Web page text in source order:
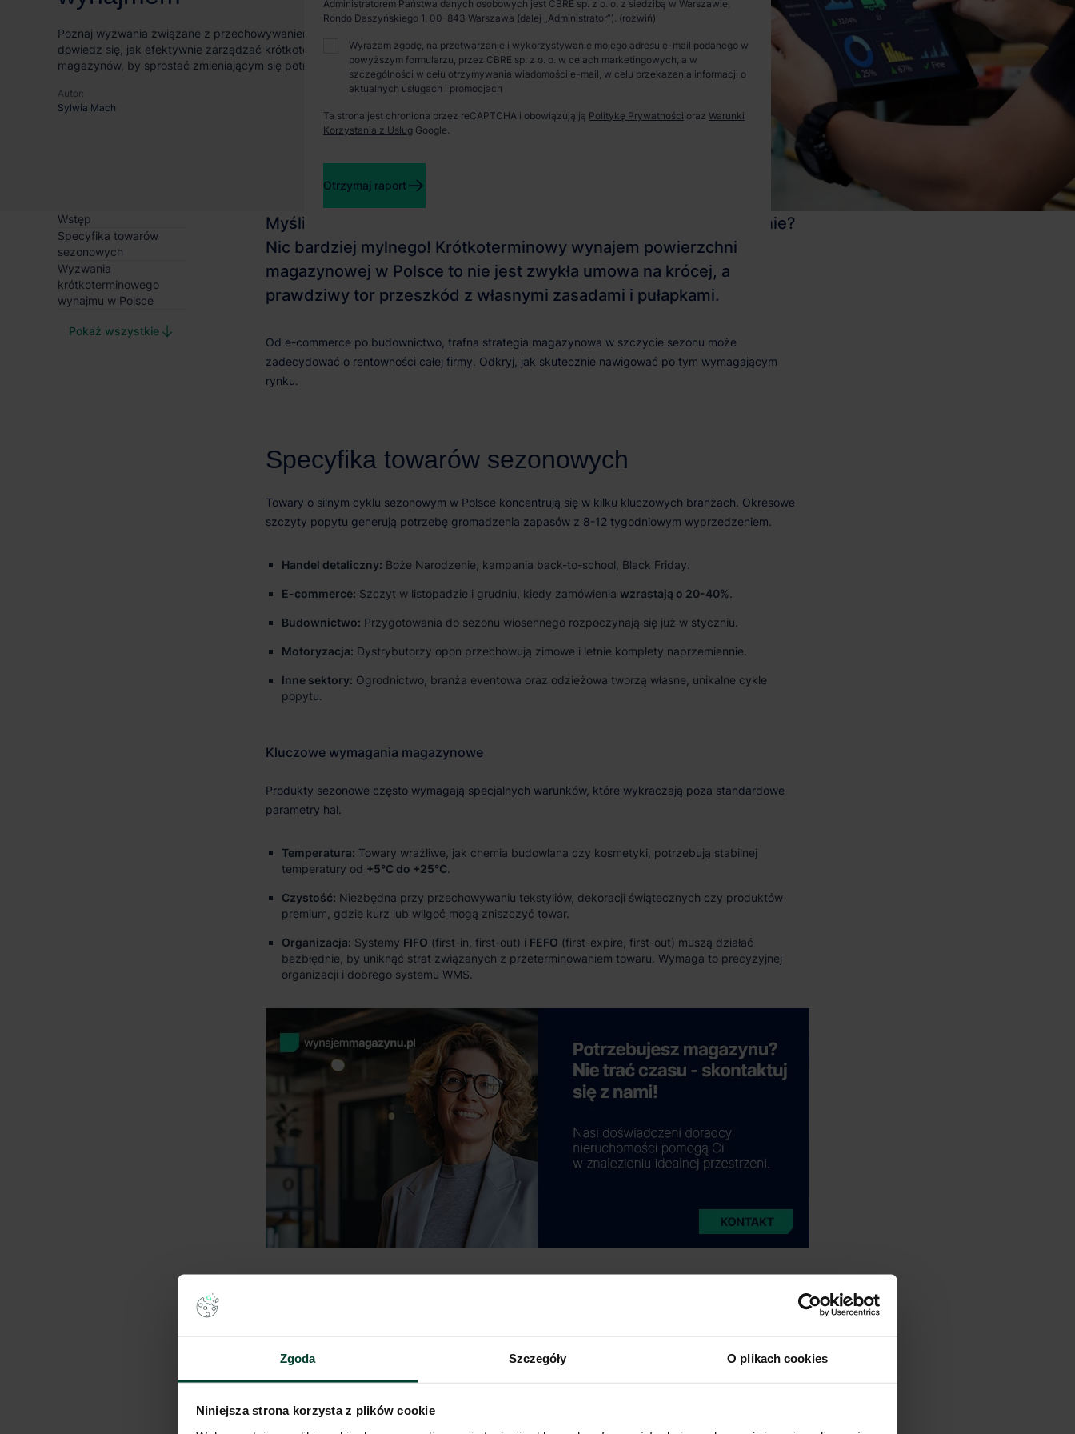
Zgoda Szczegóły O plikach cookies
Niniejsza strona korzysta z plików cookie
Poznaj wyzwania związane z przechowywaniem towarów sezonowych i
dowiedz się, jak efektywnie zarządzać krótkoterminowym wynajmem
magazynów, by sprostać zmieniającym się potrzebom.
Autor:
Sylwia Mach
Wstęp
Specyfika towarów
sezonowych
Wyzwania
krótkoterminowego
wynajmu w Polsce
Pokaż wszystkie
Handel detaliczny: Boże Narodzenie, kampania back-to-school, Black Friday.
E-commerce: Szczyt w listopadzie i grudniu, kiedy zamówienia wzrastają o 20-40%.
Budownictwo: Przygotowania do sezonu wiosennego rozpoczynają się już w styczniu.
Motoryzacja: Dystrybutorzy opon przechowują zimowe i letnie komplety naprzemiennie.
Inne sektory: Ogrodnictwo, branża eventowa oraz odzieżowa tworzą własne, unikalne cykle
popytu.
Temperatura: Towary wrażliwe, jak chemia budowlana czy kosmetyki, potrzebują stabilnej
temperatury od +5°C do +25°C.
Czystość: Niezbędna przy przechowywaniu tekstyliów, dekoracji świątecznych czy produktów
premium, gdzie kurz lub wilgoć mogą zniszczyć towar.
Organizacja: Systemy FIFO (first-in, first-out) i FEFO (first-expire, first-out) muszą działać
bezbłędnie, by uniknąć strat związanych z przeterminowaniem towaru. Wymaga to precyzyjnej
organizacji i dobrego systemu WMS.
Spotkanie i wizja lokalna
Zaprosimy Cię na spotkanie, omówimy szczegóły i
pokażemy inwestycje.
Administratorem Państwa danych osobowych jest CBRE sp. z o. o. z siedzibą w Warszawie,
Rondo Daszyńskiego 1, 00-843 Warszawa (dalej „Administrator”).
Wyrażam zgodę, na przetwarzanie i wykorzystywanie mojego adresu e-mail podanego w
powyższym formularzu, przez CBRE sp. z o. o. w celach marketingowych, a w
szczególności w celu otrzymywania wiadomości e-mail, w celu przekazania informacji o
aktualnych usługach i promocjach
Ta strona jest chroniona przez reCAPTCHA i obowiązują ją Politykę Prywatności oraz Warunki
Korzystania z Usług Google.
Otrzymaj raport